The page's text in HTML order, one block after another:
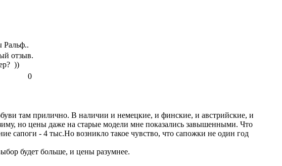
Ральф..
отзыв.
))
0
там прилично. В наличии и немецкие, и финские, и австрийские, и
но цены даже на старые модели мне показались завышенными. Что
сапоги - 4 тыс.Но возникло такое чувство, что сапожки не один год
будет больше, и цены разумнее.